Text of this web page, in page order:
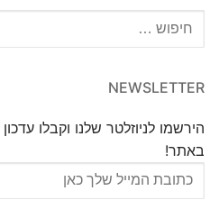
חפש:
NEWSLETTER
הירשמו לניוזלטר שלנו וקבלו
באתר!